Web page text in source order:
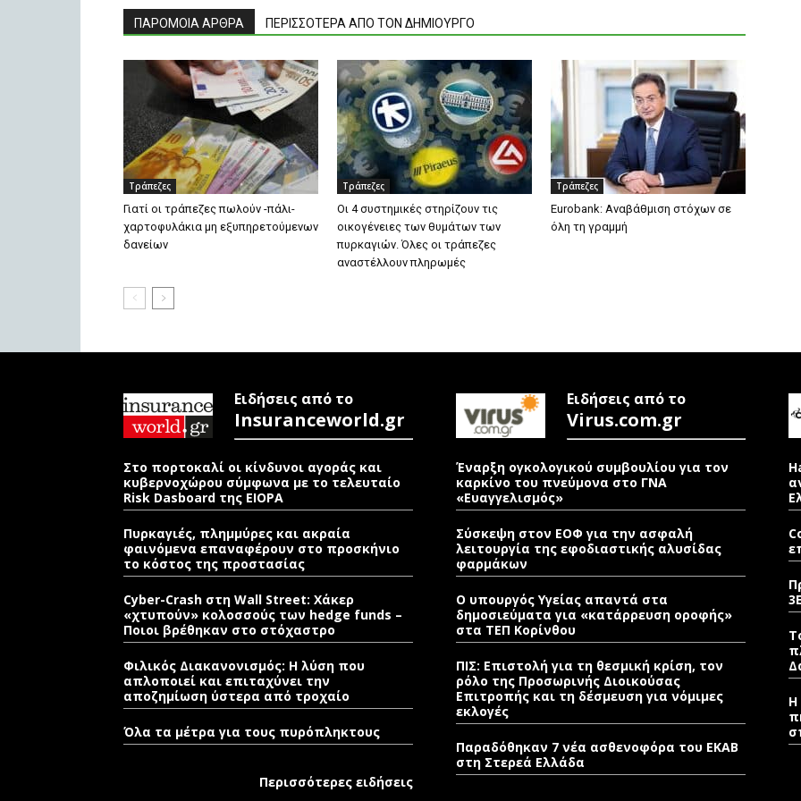
ΠΑΡΟΜΟΙΑ ΑΡΘΡΑ ΠΕΡΙΣΣΟΤΕΡΑ ΑΠΟ ΤΟΝ ΔΗΜΙΟΥΡΓΟ
Τράπεζες
Γιατί οι τράπεζες πωλούν -πάλι-
χαρτοφυλάκια μη εξυπηρετούμενων
δανείων
Τράπεζες
Οι 4 συστημικές στηρίζουν τις
οικογένειες των θυμάτων των
πυρκαγιών. Όλες οι τράπεζες
αναστέλλουν πληρωμές
Τράπεζες
Eurobank: Αναβάθμιση στόχων σε
όλη τη γραμμή
Ειδήσεις από το
Insuranceworld.gr
Στο πορτοκαλί οι κίνδυνοι αγοράς και
κυβερνοχώρου σύμφωνα με το τελευταίο
Risk Dasboard της EIOPA
Πυρκαγιές, πλημμύρες και ακραία
φαινόμενα επαναφέρουν στο προσκήνιο
το κόστος της προστασίας
Cyber-Crash στη Wall Street: Χάκερ
«χτυπούν» κολοσσούς των hedge funds –
Ποιοι βρέθηκαν στο στόχαστρο
Φιλικός Διακανονισμός: Η λύση που
απλοποιεί και επιταχύνει την
αποζημίωση ύστερα από τροχαίο
Όλα τα μέτρα για τους πυρόπληκτους
Περισσότερες ειδήσεις
Ειδήσεις από το
Virus.com.gr
Έναρξη ογκολογικού συμβουλίου για τον
καρκίνο του πνεύμονα στο ΓΝΑ
«Ευαγγελισμός»
Σύσκεψη στον ΕΟΦ για την ασφαλή
λειτουργία της εφοδιαστικής αλυσίδας
φαρμάκων
Ο υπουργός Υγείας απαντά στα
δημοσιεύματα για «κατάρρευση οροφής»
στα ΤΕΠ Κορίνθου
ΠΙΣ: Επιστολή για τη θεσμική κρίση, τον
ρόλο της Προσωρινής Διοικούσας
Επιτροπής και τη δέσμευση για νόμιμες
εκλογές
Παραδόθηκαν 7 νέα ασθενοφόρα του ΕΚΑΒ
στη Στερεά Ελλάδα
3E
Η